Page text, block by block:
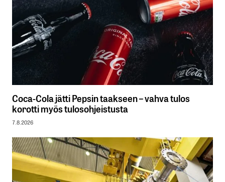
Coca-Cola jätti Pepsin taakseen – vahva tulos
korotti myös tulosohjeistusta
7.8.2026